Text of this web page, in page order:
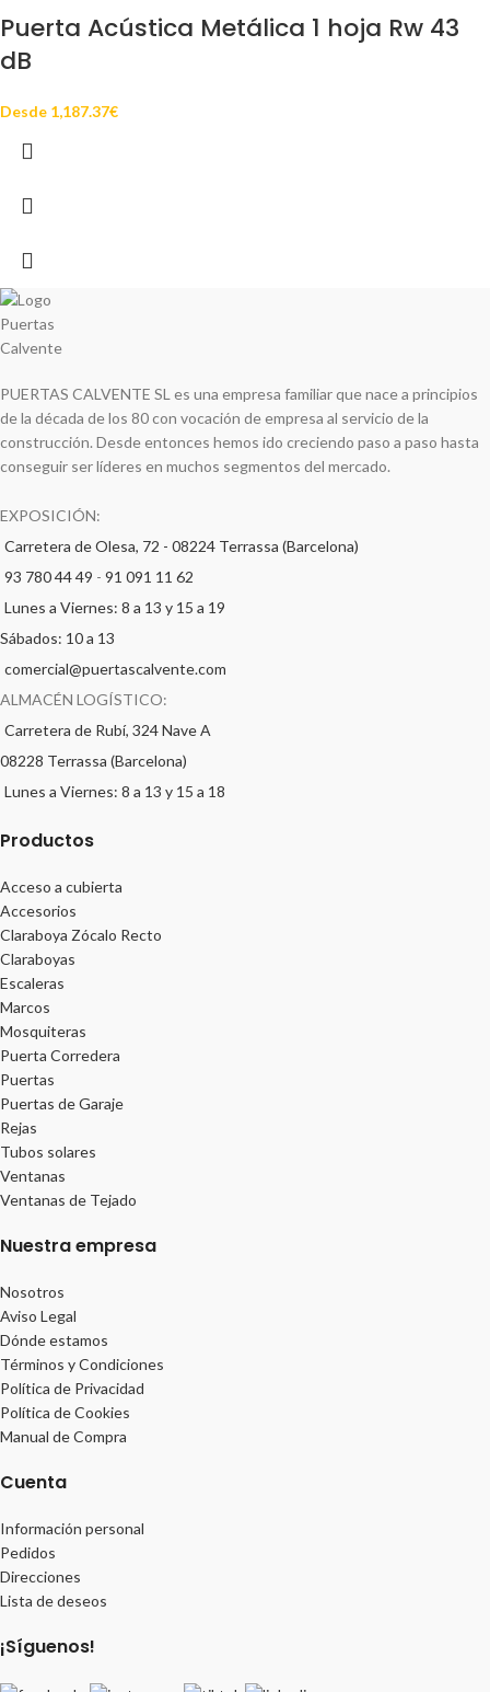
Puerta Acústica Metálica 1 hoja Rw 43
dB
Desde 1,187.37€
PUERTAS CALVENTE SL es una empresa familiar que nace a principios
de la década de los 80 con vocación de empresa al servicio de la
construcción. Desde entonces hemos ido creciendo paso a paso hasta
conseguir ser líderes en muchos segmentos del mercado.
EXPOSICIÓN:
Carretera de Olesa, 72 - 08224 Terrassa (Barcelona)
93 780 44 49 - 91 091 11 62
Lunes a Viernes: 8 a 13 y 15 a 19
Sábados: 10 a 13
comercial@puertascalvente.com
ALMACÉN LOGÍSTICO:
Carretera de Rubí, 324 Nave A
08228 Terrassa (Barcelona)
Lunes a Viernes: 8 a 13 y 15 a 18
Productos
Acceso a cubierta
Accesorios
Claraboya Zócalo Recto
Claraboyas
Escaleras
Marcos
Mosquiteras
Puerta Corredera
Puertas
Puertas de Garaje
Rejas
Tubos solares
Ventanas
Ventanas de Tejado
Nuestra empresa
Nosotros
Aviso Legal
Dónde estamos
Términos y Condiciones
Política de Privacidad
Política de Cookies
Manual de Compra
Cuenta
Información personal
Pedidos
Direcciones
Lista de deseos
¡Síguenos!